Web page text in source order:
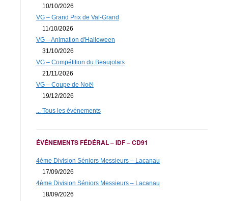
10/10/2026
VG – Grand Prix de Val-Grand
11/10/2026
VG – Animation d'Halloween
31/10/2026
VG – Compétition du Beaujolais
21/11/2026
VG – Coupe de Noël
19/12/2026
... Tous les événements
ÉVÉNEMENTS FÉDÉRAL – IDF – CD91
4ème Division Séniors Messieurs – Lacanau
17/09/2026
4ème Division Séniors Messieurs – Lacanau
18/09/2026